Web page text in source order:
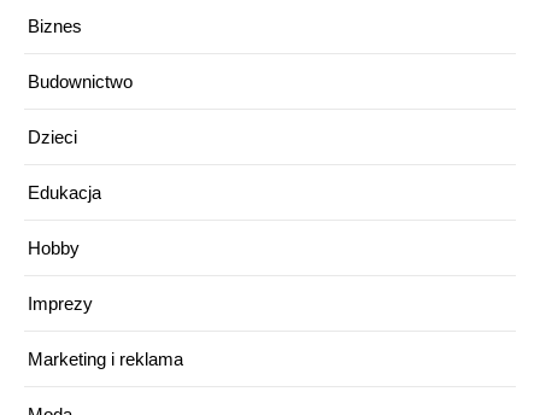
Biznes
Budownictwo
Dzieci
Edukacja
Hobby
Imprezy
Marketing i reklama